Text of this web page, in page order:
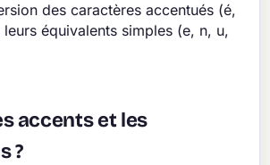
des caractères accentués (é,
équivalents simples (e, n, u,
accents et les
?